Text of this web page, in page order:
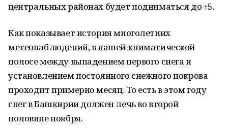
центральных районах будет подниматься до +5.
Как показывает история многолетних
метеонаблюдений, в нашей климатической
полосе между выпадением первого снега и
установлением постоянного снежного покрова
проходит примерно месяц. То есть в этом году
снег в Башкирии должен лечь во второй
половине ноября.